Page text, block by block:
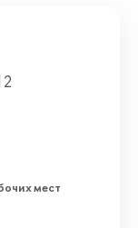
мест